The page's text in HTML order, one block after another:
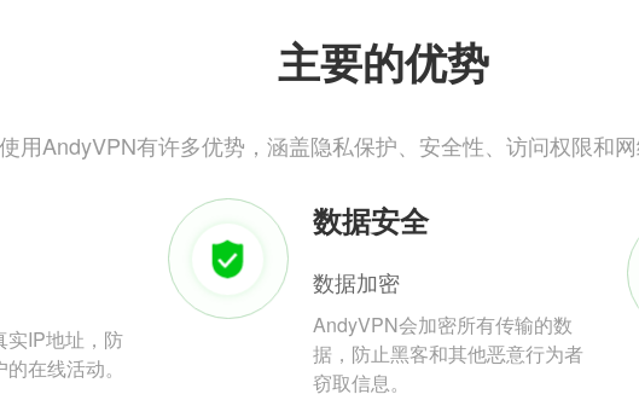
主要的优势
使用AndyVPN有许多优势，涵盖隐私保护、安全性、访问权限和
实IP地址，防
在线活动。
数据安全
数据加密
AndyVPN会加密所有传输的数
据，防止黑客和其他恶意行为者
窃取信息。